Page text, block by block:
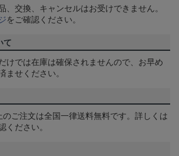
、交換、キャンセルはお受けできません。
をご確認ください。
て
けでは在庫は確保されませんので、お早め
ませください。
ご注文は全国一律送料無料です。詳しくは
ください。